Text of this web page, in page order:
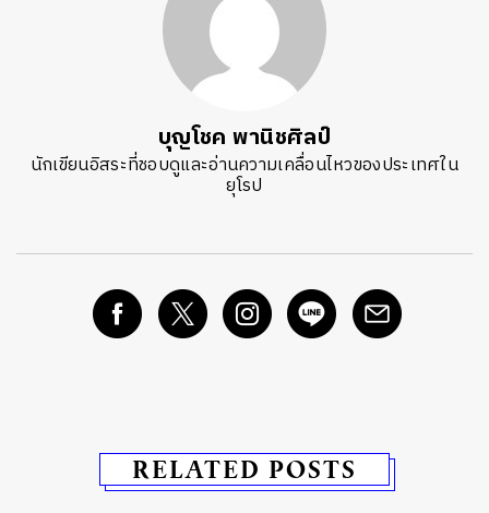
บุญโชค พานิชศิลป์
นักเขียนอิสระที่ชอบดูและอ่านความเคลื่อนไหวของประเทศใน
ยุโรป
RELATED POSTS